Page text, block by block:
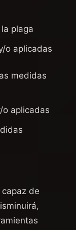
plaga
o aplicadas
medidas
aplicadas
de